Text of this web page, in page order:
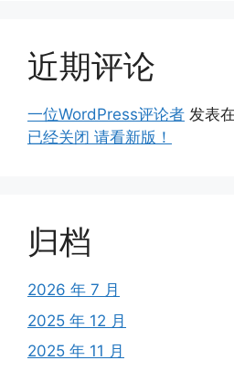
近期评论
一位WordPress评论者 发表在
已经关闭 请看新版！
归档
2026 年 7 月
2025 年 12 月
2025 年 11 月